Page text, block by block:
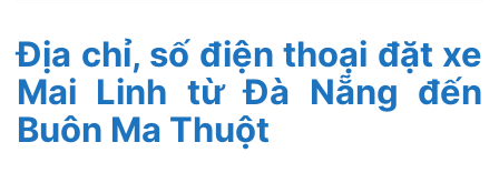
Địa chỉ, số điện thoại đặt xe
Mai Linh từ Đà Nẵng đến
Buôn Ma Thuột